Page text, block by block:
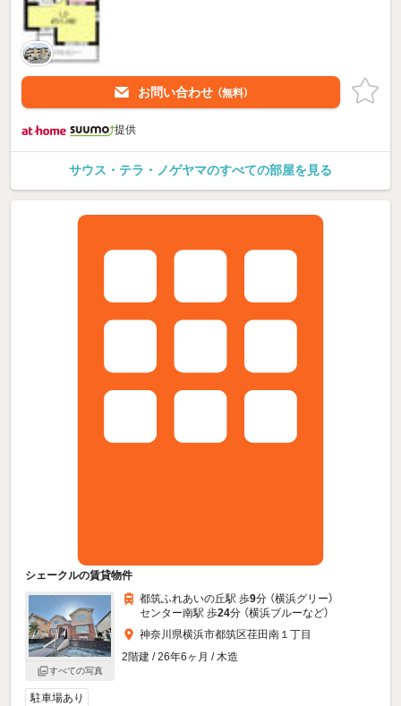
お問い合わせ （無料）
提供
サウス・テラ・ノゲヤマのすべての部屋を見る
シェークルの賃貸物件
すべての写真
都筑ふれあいの丘駅 歩9分 （横浜グリー）
センター南駅 歩24分 （横浜ブルーなど）
神奈川県横浜市都筑区荏田南１丁目
2階建 / 26年6ヶ月 / 木造
駐車場あり